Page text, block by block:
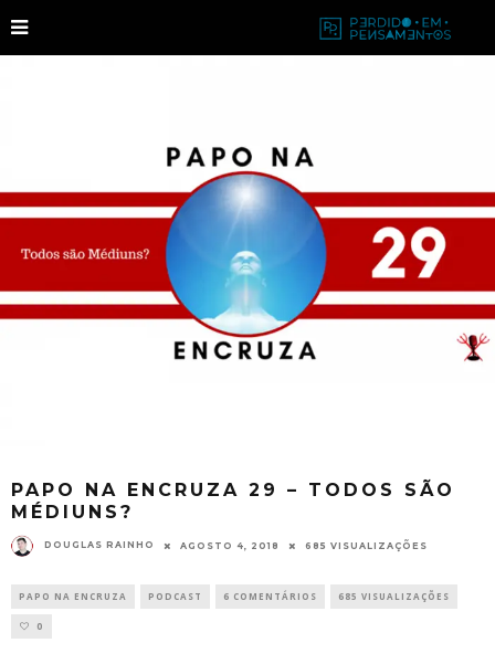
PAPO NA ENCRUZA 29 – TODOS SÃO
MÉDIUNS?
DOUGLAS RAINHO AGOSTO 4, 2018 685 VISUALIZAÇÕES
PAPO NA ENCRUZA PODCAST 6 COMENTÁRIOS 685 VISUALIZAÇÕES
0